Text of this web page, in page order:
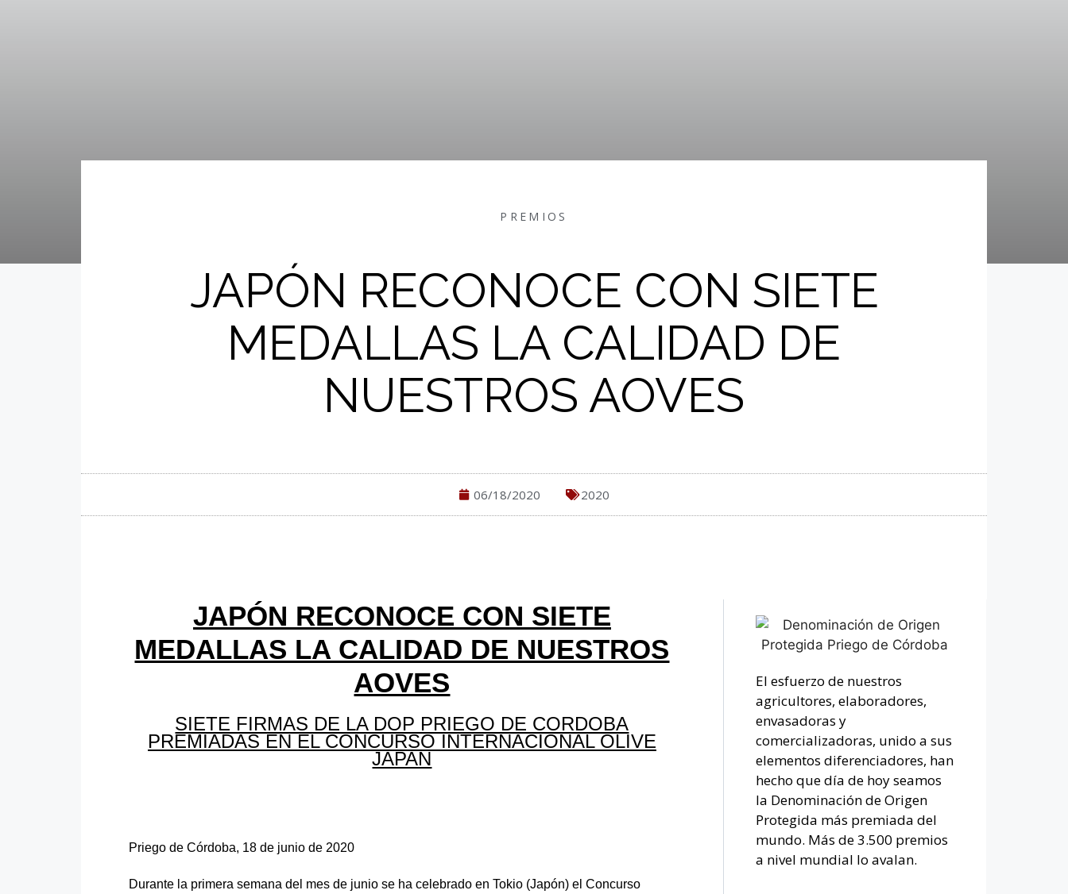
PREMIOS
JAPÓN RECONOCE CON SIETE
MEDALLAS LA CALIDAD DE
NUESTROS AOVES
06/18/2020 2020
JAPÓN RECONOCE CON SIETE
MEDALLAS LA CALIDAD DE NUESTROS
AOVES
SIETE FIRMAS DE LA DOP PRIEGO DE CORDOBA
PREMIADAS EN EL CONCURSO INTERNACIONAL OLIVE
JAPAN
Priego de Córdoba, 18 de junio de 2020
Durante la primera semana del mes de junio se ha celebrado en Tokio (Japón) el Concurso
El esfuerzo de nuestros
agricultores, elaboradores,
envasadoras y
comercializadoras, unido a sus
elementos diferenciadores, han
hecho que día de hoy seamos
la Denominación de Origen
Protegida más premiada del
mundo. Más de 3.500 premios
a nivel mundial lo avalan.